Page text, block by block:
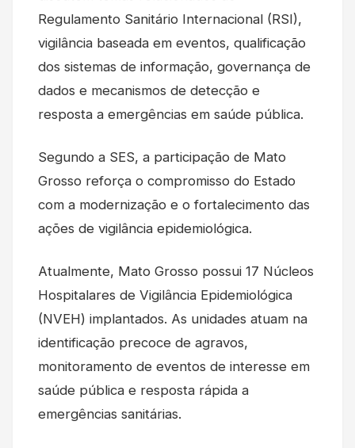
Regulamento Sanitário Internacional (RSI),
vigilância baseada em eventos, qualificação
dos sistemas de informação, governança de
dados e mecanismos de detecção e
resposta a emergências em saúde pública.
Segundo a SES, a participação de Mato
Grosso reforça o compromisso do Estado
com a modernização e o fortalecimento das
ações de vigilância epidemiológica.
Atualmente, Mato Grosso possui 17 Núcleos
Hospitalares de Vigilância Epidemiológica
(NVEH) implantados. As unidades atuam na
identificação precoce de agravos,
monitoramento de eventos de interesse em
saúde pública e resposta rápida a
emergências sanitárias.